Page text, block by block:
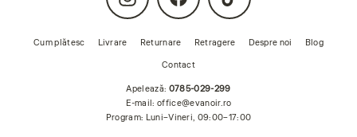
Cum plătesc Livrare Returnare Retragere Despre noi
Blog
Contact
Apelează: 0785-029-299
E-mail:office@evanoir.ro
Program: Luni–Vineri, 09:00–17:00